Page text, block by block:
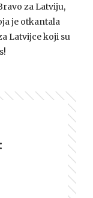
za Latviju,
je otkantala
Latvijce koji su